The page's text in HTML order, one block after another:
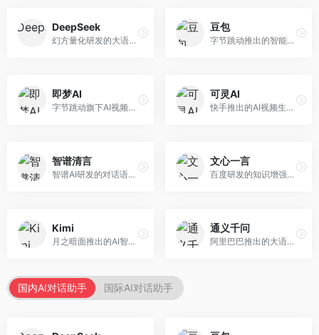
DeepSeek
幻方量化研发的大语言模型平台，专注于深度推理和代码生成能力。面向开发者、研究人员和技术爱好者，提供强大的逻辑推理和数学计算功能，开源生态完善，API接口友好。
豆包
字节跳动推出的智能对话助手平台，提供文本创作、知识问答、英语学习等多种AI服务。面向普通用户和内容创作者，支持多轮对话和文件解析，免费使用，响应速度快，中文理解能力强。
即梦AI
字节跳动旗下AI视频创作平台，支持多模态内容生成。面向内容创作者和营销人员，提供文生视频、图生视频、智能剪辑等功能，中文理解能力强，创作效率高。
可灵AI
快手推出的AI视频生成平台，支持文生视频和图生视频，可生成长达2分钟的高质量视频内容。面向短视频创作者和营销人员，操作简便，生成效果逼真，适合商业推广和创意表达。
智谱清言
智谱AI研发的对话语言模型，支持中英双语交互。面向中文用户和开发者，提供知识问答、代码编写、文档解读等服务，开源生态完善，学术研究背景深厚。
文心一言
百度研发的知识增强大语言模型，深度融合百度知识图谱和搜索能力。面向中文用户，提供知识问答、文本创作、逻辑推理等服务，中文语境理解准确，知识覆盖面广。
Kimi
月之暗面推出的AI智能助手，核心优势在于超长文本处理能力，支持20万字以上文档分析。面向学术研究者、职场人士和内容创作者，提供文档解读、PPT生成、联网搜索等综合服务。
通义千问
阿里巴巴推出的大语言模型平台，提供对话问答、文档处理、图像理解、代码编写等全方位AI服务。面向企业用户和个人开发者，集成阿里云生态，支持多模态交互，企业级安全保障。
国内AI对话助手 国际AI对话助手